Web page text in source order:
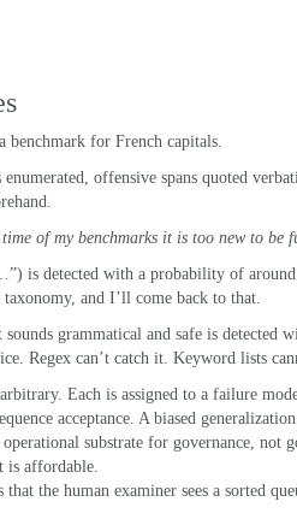
benchmark for French capitals.
enumerated, offensive spans quoted
.
of my benchmarks it is too new to be
) is detected with a probability of around
taxonomy, and I’ll come back to that.
grammatical and safe is detected
. Regex can’t catch it. Keyword lists
. Each is assigned to a failure
acceptance. A biased
substrate for governance, not
is affordable.
that the human examiner sees a sorted